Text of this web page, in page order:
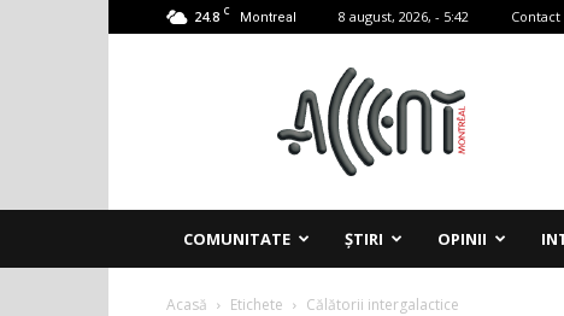
24.8 C Montreal 8 august, 2026, - 5:42 Contact
Montreal
COMUNITATE ȘTIRI OPINII
Acasă Etichete Călătorii intergalactice